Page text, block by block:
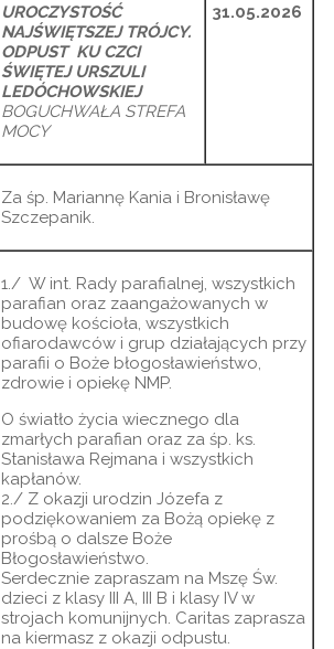
UROCZYSTOŚĆ
NAJŚWIĘTSZEJ TRÓJCY.
ODPUST KU CZCI
ŚWIĘTEJ URSZULI
LEDÓCHOWSKIEJ
BOGUCHWAŁA STREFA
MOCY
31.05.2026
Za śp. Mariannę Kania i Bronisławę
Szczepanik.
1./ W int. Rady parafialnej, wszystkich
parafian oraz zaangażowanych w
budowę kościoła, wszystkich
ofiarodawców i grup działających przy
parafii o Boże błogosławieństwo,
zdrowie i opiekę NMP.
O światło życia wiecznego dla
zmarłych parafian oraz za śp. ks.
Stanisława Rejmana i wszystkich
kapłanów.
2./ Z okazji urodzin Józefa z
podziękowaniem za Bożą opiekę z
prośbą o dalsze Boże
Błogosławieństwo.
Serdecznie zapraszam na Mszę Św.
dzieci z klasy III A, III B i klasy IV w
strojach komunijnych. Caritas zaprasza
na kiermasz z okazji odpustu.